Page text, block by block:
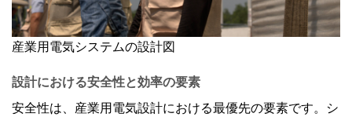
産業用電気システムの設計図
設計における安全性と効率の要素
安全性は、産業用電気設計における最優先の要素です。シ